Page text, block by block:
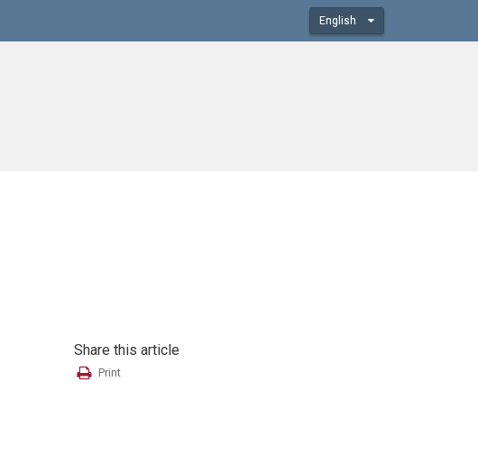
English
Share this article
Print